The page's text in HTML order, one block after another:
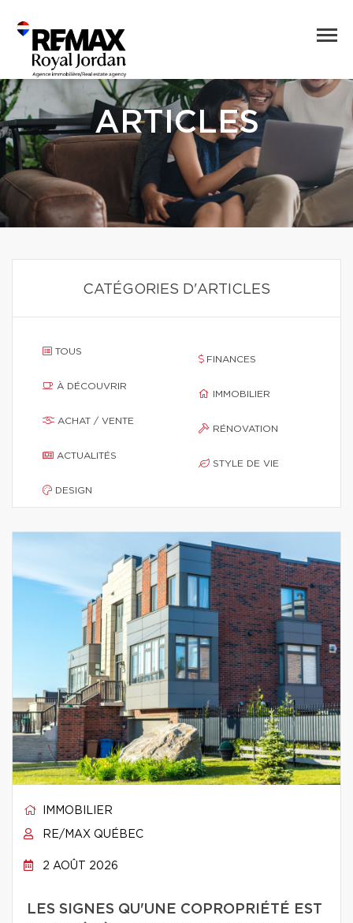
ARTICLES
CATÉGORIES D'ARTICLES
TOUS
À DÉCOUVRIR
ACHAT / VENTE
ACTUALITÉS
DESIGN
FINANCES
IMMOBILIER
RÉNOVATION
STYLE DE VIE
IMMOBILIER
RE/MAX QUÉBEC
2 AOÛT 2026
LES SIGNES QU'UNE COPROPRIÉTÉ EST